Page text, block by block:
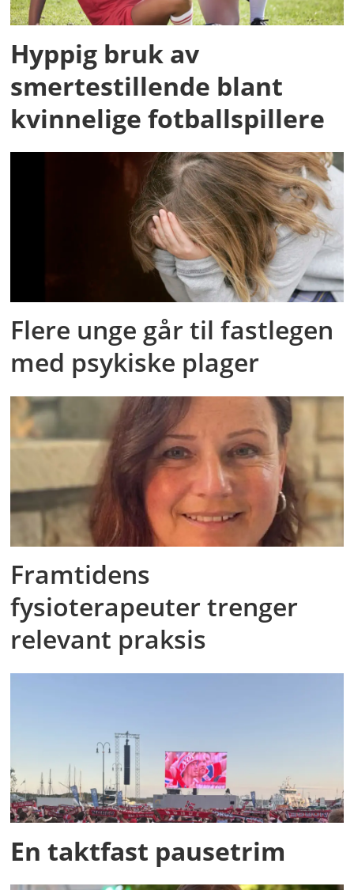
Hyppig bruk av
smertestillende blant
kvinnelige fotballspillere
Flere unge går til fastlegen
med psykiske plager
Framtidens
fysioterapeuter trenger
relevant praksis
En taktfast pausetrim